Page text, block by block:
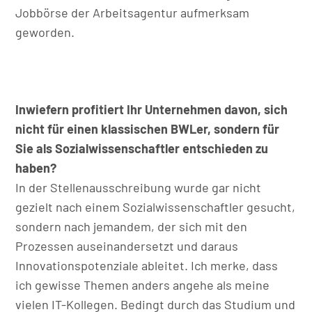
Jobbörse der Arbeitsagentur aufmerksam
geworden.
Inwiefern profitiert Ihr Unternehmen davon, sich
nicht für einen klassischen BWLer, sondern für
Sie als Sozialwissenschaftler entschieden zu
haben?
In der Stellenausschreibung wurde gar nicht
gezielt nach einem Sozialwissenschaftler gesucht,
sondern nach jemandem, der sich mit den
Prozessen auseinandersetzt und daraus
Innovationspotenziale ableitet. Ich merke, dass
ich gewisse Themen anders angehe als meine
vielen IT-Kollegen. Bedingt durch das Studium und